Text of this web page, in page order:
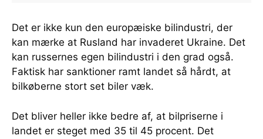
Det er ikke kun den europæiske bilindustri, der
kan mærke at Rusland har invaderet Ukraine. Det
kan russernes egen bilindustri i den grad også.
Faktisk har sanktioner ramt landet så hårdt, at
bilkøberne stort set biler væk.
Det bliver heller ikke bedre af, at bilpriserne i
landet er steget med 35 til 45 procent. Det